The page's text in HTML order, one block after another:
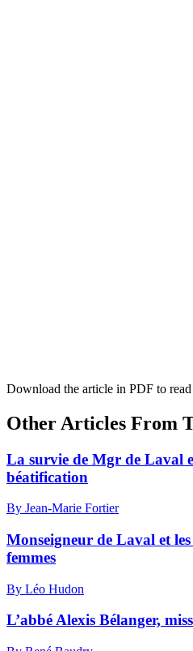
Download the article in PDF to
Other Articles From
La survie de Mgr de Laval
béatification
By Jean-Marie Fortier
Monseigneur de Laval et
femmes
By Léo Hudon
L’abbé Alexis Bélanger,